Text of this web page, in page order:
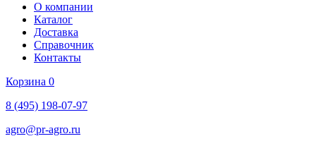
О компании
Каталог
Доставка
Справочник
Контакты
Корзина 0
8 (495) 198-07-97
agro@pr-agro.ru